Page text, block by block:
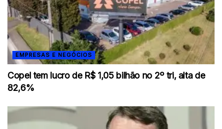
EMPRESAS E NEGÓCIOS
Copel tem lucro de R$ 1,05 bilhão no 2º tri, alta de
82,6%